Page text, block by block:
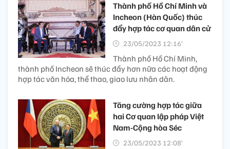
Thành phố Hồ Chí Minh và
Incheon (Hàn Quốc) thúc
đẩy hợp tác cơ quan dân cử
23/05/2023 12:16’
Thành phố Hồ Chí Minh,
thành phố Incheon sẽ thúc đẩy hơn nữa các hoạt động
hợp tác văn hóa, thể thao, giao lưu nhân dân.
Tăng cường hợp tác giữa
hai Cơ quan lập pháp Việt
Nam-Cộng hòa Séc
23/05/2023 12:08’